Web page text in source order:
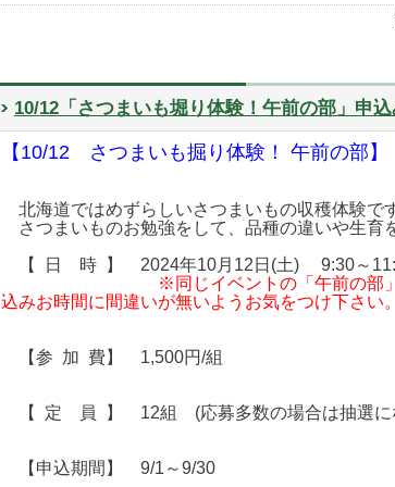
10/12「さつまいも堀り体験！午前の部」申
【10/12 さつまいも掘り体験！ 午前の部】
北海道ではめずらしいさつまいもの収穫体験で
さつまいものお勉強をして、品種の違いや生育
【 日 時 】 2024年10月12日(土) 9:30～
※同じイベントの「午前の部
込みお時間に間違いが無いようお気をつけ下さい
【参 加 費】 1,500円/組
【 定 員 】 12組 (応募多数の場合は抽選に
【申込期間】 9/1～9/30